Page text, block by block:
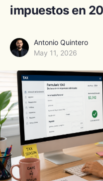
impuestos en
Antonio Quintero
May 11, 2026